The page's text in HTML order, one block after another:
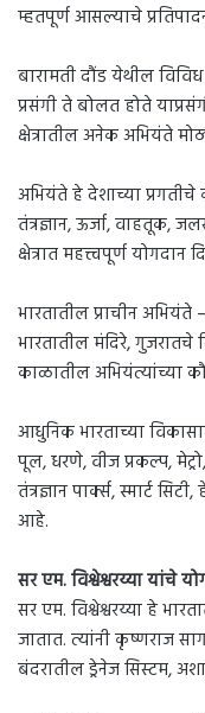
म्हतपूर्ण आसल्याचे
बारामती दौंड येथील
प्रसंगी ते बोलत होते
क्षेत्रातील अनेक अभियंते
अभियंते हे देशाच्या प्रगतीचे
तंत्रज्ञान, ऊर्जा, वाहतूक,
क्षेत्रात महत्त्वपूर्ण योगदान
भारतातील प्राचीन
भारतातील मंदिरे, गुजरातचे
काळातील अभियंत्यांच्या
आधुनिक भारताच्या
पूल, धरणे, वीज प्रकल्प,
तंत्रज्ञान पार्क्स, स्मार्ट
आहे.
सर एम. विश्वेश्वरय्या यांचे
सर एम. विश्वेश्वरय्या हे
जातात. त्यांनी कृष्णराज
बंदरातील ड्रेनेज सिस्टम,